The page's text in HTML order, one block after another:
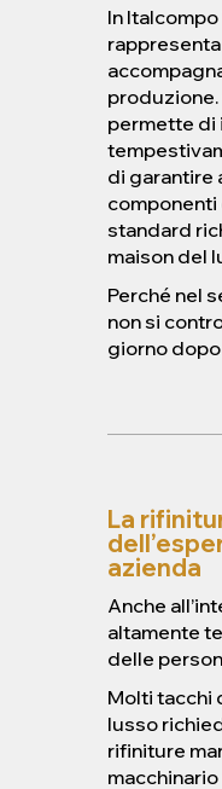
In
permette di
di garantire
standard
maison del
Perché nel
non si
giorno
La
azienda
Anche
altamente
delle
Molti tacchi
lusso
rifiniture